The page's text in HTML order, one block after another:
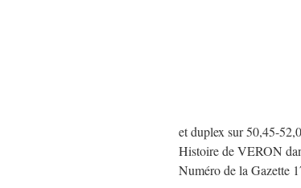
et duplex sur 50,45-
Histoire de VERON
Numéro de la Gazette